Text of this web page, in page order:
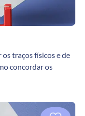
traços físicos e de
concordar os